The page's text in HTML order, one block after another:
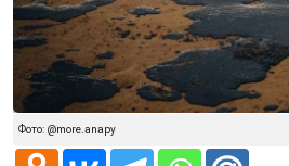
Фото: @more.anapy